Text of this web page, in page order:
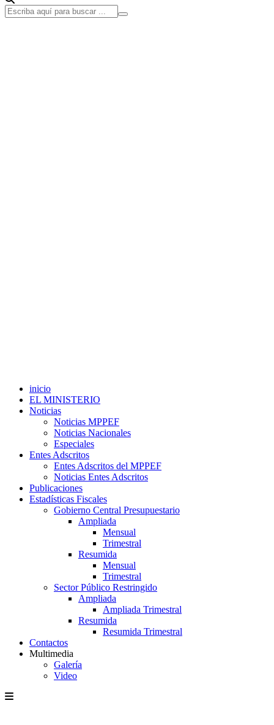
inicio
EL MINISTERIO
Noticias
Noticias MPPEF
Noticias Nacionales
Especiales
Entes Adscritos
Entes Adscritos del MPPEF
Noticias Entes Adscritos
Publicaciones
Estadísticas Fiscales
Gobierno Central Presupuestario
Ampliada
Mensual
Trimestral
Resumida
Mensual
Trimestral
Sector Público Restringido
Ampliada
Ampliada Trimestral
Resumida
Resumida Trimestral
Contactos
Multimedia
Galería
Video